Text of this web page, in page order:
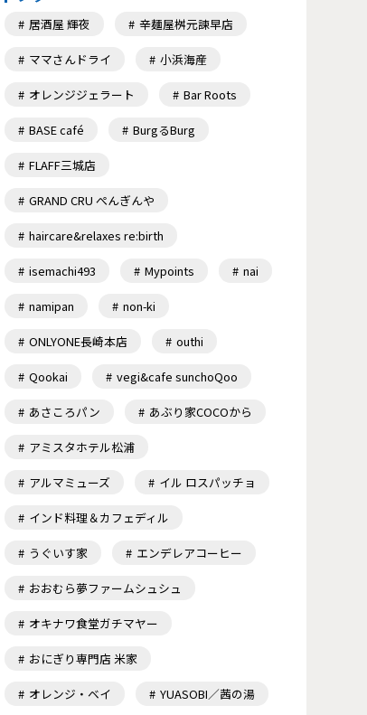
居酒屋 輝夜 辛麺屋桝元諫早店
ママさんドライ 小浜海産
オレンジジェラート Bar Roots
BASE café BurgるBurg
FLAFF三城店
GRAND CRU ぺんぎんや
haircare&relaxes re:birth
isemachi493 Mypoints nai
namipan non-ki
ONLYONE長崎本店 outhi
Qookai vegi&cafe sunchoQoo
あさころパン あぶり家COCOから
アミスタホテル松浦
アルマミューズ イル ロスパッチョ
インド料理＆カフェディル
うぐいす家 エンデレアコーヒー
おおむら夢ファームシュシュ
オキナワ食堂ガチマヤー
おにぎり専門店 米家
オレンジ・ベイ YUASOBI／茜の湯